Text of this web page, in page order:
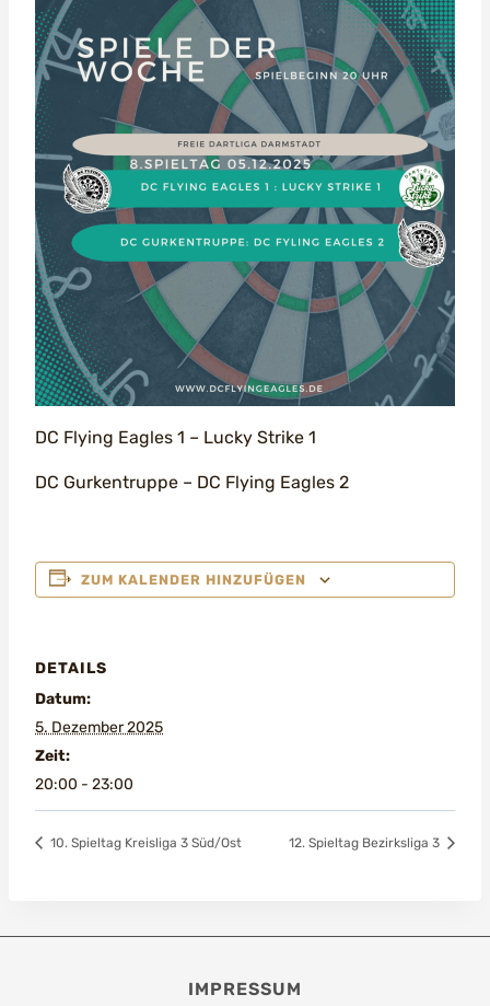
DC Flying Eagles 1 – Lucky Strike 1
DC Gurkentruppe – DC Flying Eagles 2
ZUM KALENDER HINZUFÜGEN
DETAILS
Datum:
5. Dezember 2025
Zeit:
20:00 - 23:00
10. Spieltag Kreisliga 3 Süd/Ost 12. Spieltag Bezirksliga 3
IMPRESSUM